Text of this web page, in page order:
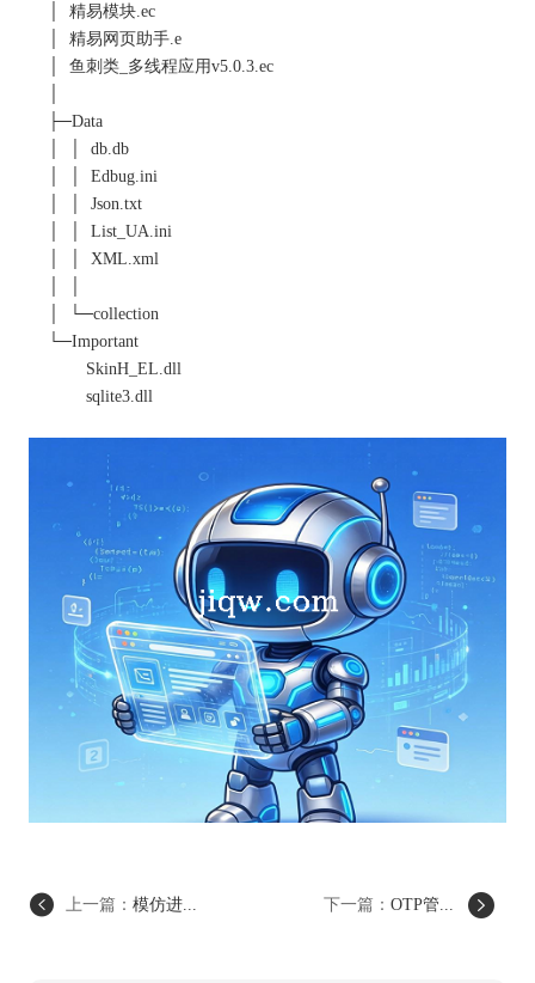
│ 精易模块.ec
│ 精易网页助手.e
│ 鱼刺类_多线程应用v5.0.3.ec
├─Data
│ │ db.db
│ │ Edbug.ini
│ │ Json.txt
│ │ List_UA.ini
│ │ XML.xml
│ └─collection
└─Important
SkinH_EL.dll
sqlite3.dll
上一篇： 模仿进... 下一篇：OTP管...